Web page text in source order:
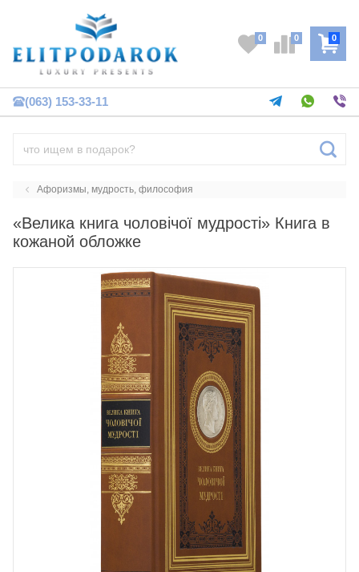
0
0 0
(063) 153-33-11
Афоризмы, мудрость, философия
«Велика книга чоловічої мудрості» Книга в
кожаной обложке